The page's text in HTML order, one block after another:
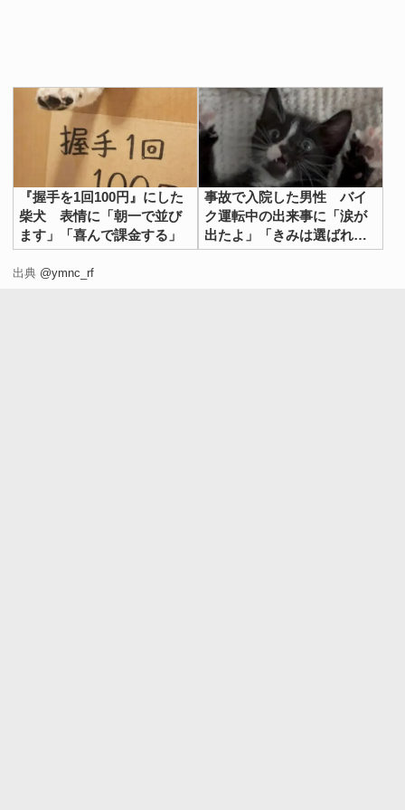
『握手を1回100円』にした
柴犬 表情に「朝一で並び
ます」「喜んで課金する」
事故で入院した男性 バイ
ク運転中の出来事に「涙が
出たよ」「きみは選ばれ
た」
出典 @ymnc_rf